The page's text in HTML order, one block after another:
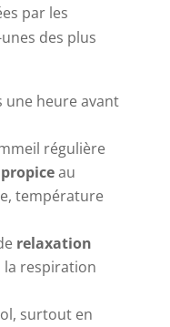
par les
des plus
heure avant
régulière
au
température
relaxation
la respiration
surtout en